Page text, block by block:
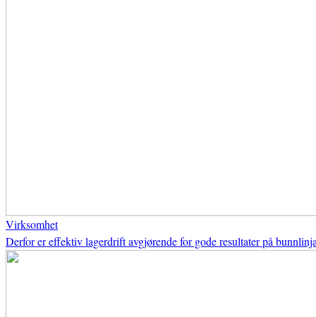
Virksomhet
Derfor er effektiv lagerdrift avgjørende for gode resultater på